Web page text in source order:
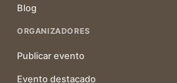
Blog
ORGANIZADORES
Publicar evento
Evento destacado